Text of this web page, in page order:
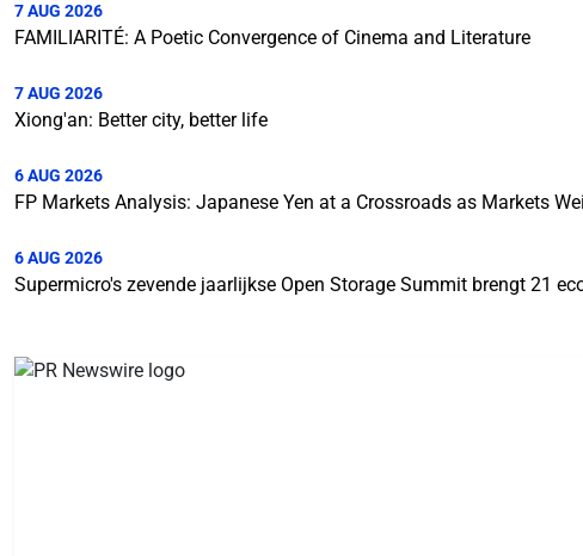
7 AUG 2026
FAMILIARITÉ: A Poetic Convergence of Cinema and Literature
7 AUG 2026
Xiong'an: Better city, better life
6 AUG 2026
FP Markets Analysis: Japanese Yen at a Crossroads as Markets
6 AUG 2026
Supermicro's zevende jaarlijkse Open Storage Summit brengt 21